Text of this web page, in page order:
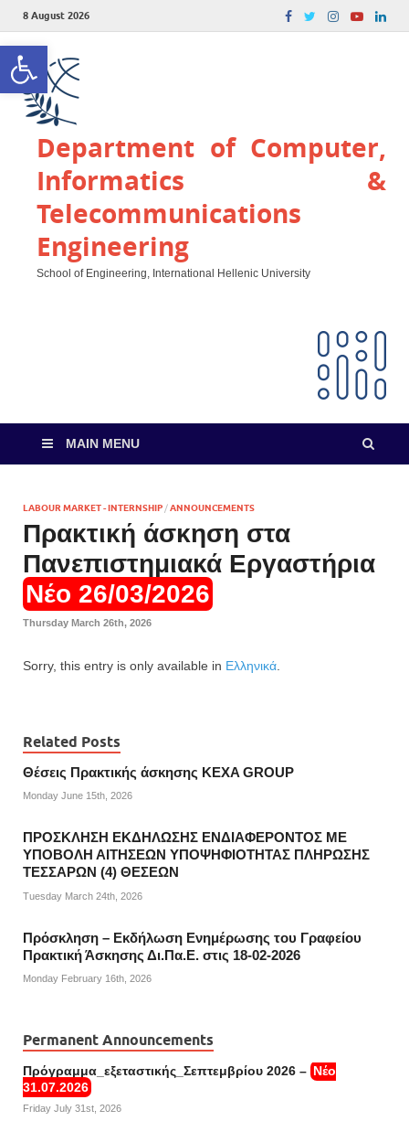
Open toolbar
8 August 2026
Department of Computer,
Informatics &
Telecommunications
Engineering
School of Engineering, International Hellenic University
MAIN MENU
LABOUR MARKET - INTERNSHIP /ANNOUNCEMENTS
Πρακτική άσκηση στα
Πανεπιστημιακά Εργαστήρια
Νέο 26/03/2026
Thursday March 26th, 2026
Sorry, this entry is only available in Ελληνικά
Related Posts
Θέσεις Πρακτικής άσκησης KEXA GROUP
Monday June 15th, 2026
ΠΡΟΣΚΛΗΣΗ ΕΚΔΗΛΩΣΗΣ ΕΝΔΙΑΦΕΡΟΝΤΟΣ ΜΕ
ΥΠΟΒΟΛΗ ΑΙΤΗΣΕΩΝ ΥΠΟΨΗΦΙΟΤΗΤΑΣ ΠΛΗΡΩΣΗΣ
ΤΕΣΣΑΡΩΝ (4) ΘΕΣΕΩΝ
Tuesday March 24th, 2026
Πρόσκληση – Εκδήλωση Ενημέρωσης του Γραφείου
Πρακτική Άσκησης Δι.Πα.Ε. στις 18-02-2026
Monday February 16th, 2026
Permanent Announcements
Πρόγραμμα_εξεταστικής_Σεπτεμβρίου 2026 – Νέο
31.07.2026
Friday July 31st, 2026